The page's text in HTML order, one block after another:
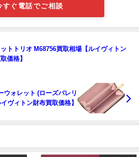
すぐ電話でご相談
トトリオ M68756買取相場【ルイヴィトン
価格】
ウォレット (ローズバレリ
ヴィトン財布買取価格】